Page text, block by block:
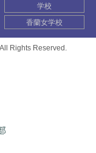
学校
香蘭女学校
Rights Reserved.